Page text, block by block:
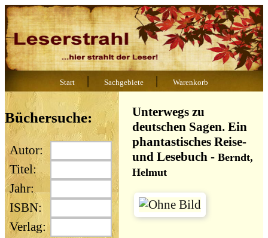
Start | Sachgebiete | Warenkorb
Büchersuche:
Autor:
Titel:
Jahr:
ISBN:
Verlag:
Unterwegs zu
deutschen Sagen. Ein
phantastisches Reise-
und Lesebuch -Berndt,
Helmut